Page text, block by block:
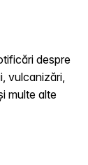
despre
vulcanizări,
multe alte